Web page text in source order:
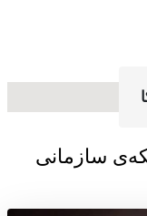
سازمانی